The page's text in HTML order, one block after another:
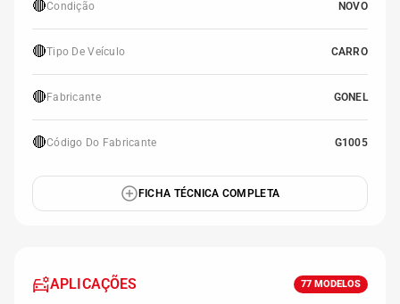
🔴Condição NOVO
🔴Tipo De Veículo CARRO
🔴 Fabricante GONEL
🔴Código Do Fabricante G1005
FICHA TÉCNICA COMPLETA
APLICAÇÕES 77 MODELOS